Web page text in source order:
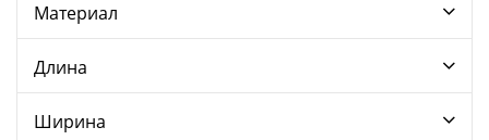
Материал
Длина
Ширина